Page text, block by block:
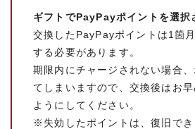
ギフトでPayPayポイントを選択
交換したPayPayポイントは1箇
する必要があります。
期限内にチャージされない場合
てしまいますので、交換後はお
ようにしてください。
※失効したポイントは、復旧でき